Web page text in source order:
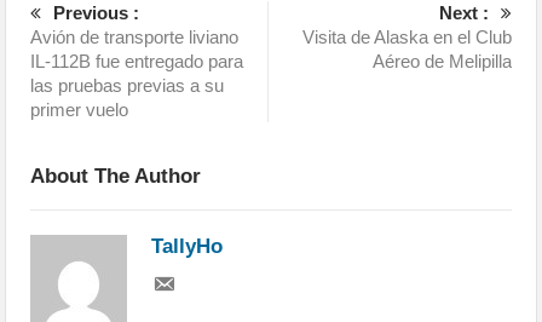
Previous :
Avión de transporte liviano
IL-112B fue entregado para
las pruebas previas a su
primer vuelo
Next :
Visita de Alaska en el Club
Aéreo de Melipilla
About The Author
TallyHo